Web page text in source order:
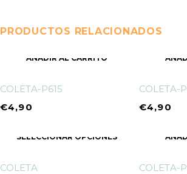
PRODUCTOS RELACIONADOS
AÑADIR AL CARRITO
COLETA-P615
€4,90
COLETA-
€4,90
SELECCIONAR OPCIONES
COLETA
COLETA-